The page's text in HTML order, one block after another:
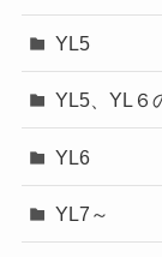
YL5
YL5、YL６
YL6
YL7～